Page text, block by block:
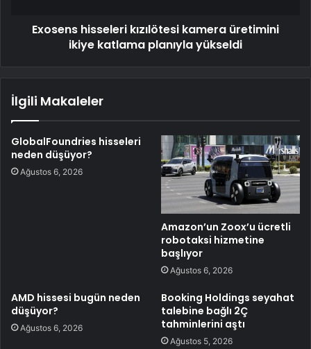
Exosens hisseleri kızılötesi kamera üretimini
ikiye katlama planıyla yükseldi
İlgili Makaleler
GlobalFoundries hisseleri
neden düşüyor?
Ağustos 6, 2026
Amazon’un Zoox’u ücretli
robotaksi hizmetine
başlıyor
Ağustos 6, 2026
AMD hissesi bugün neden
düşüyor?
Ağustos 6, 2026
Booking Holdings seyahat
talebine bağlı 2Ç
tahminlerini aştı
Ağustos 5, 2026